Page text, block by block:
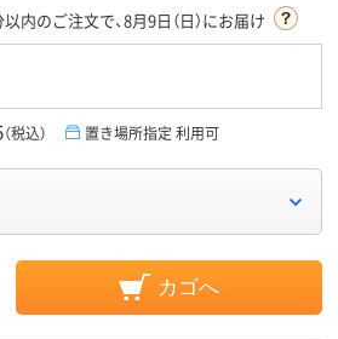
以内のご注文で、8月9日（日）にお届け
（税込） 置き場所指定 利用可
カゴへ